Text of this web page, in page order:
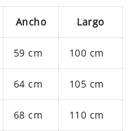
Ancho Largo
59 cm 100 cm
64 cm 105 cm
68 cm 110 cm